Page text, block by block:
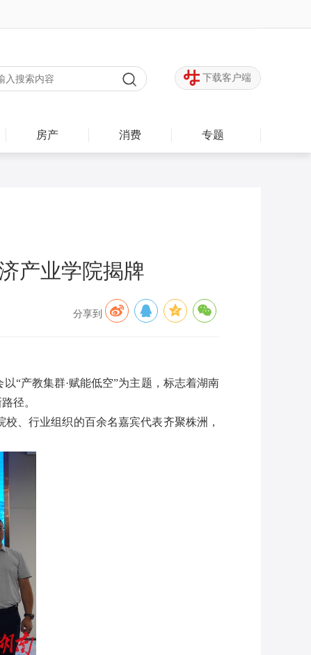
下载客户端
房产 消费 专题
产业学院揭牌
分享到
“产教集群·赋能低空”为主题，标志着湖南
径。
、行业组织的百余名嘉宾代表齐聚株洲，